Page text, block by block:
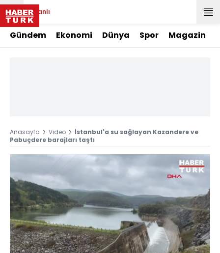
Canlı
Gündem Ekonomi Dünya Spor Magazin
Anasayfa Video
İstanbul'a su sağlayan Kazandere ve
Pabuçdere barajları taştı
Yüklendi:
20.75%